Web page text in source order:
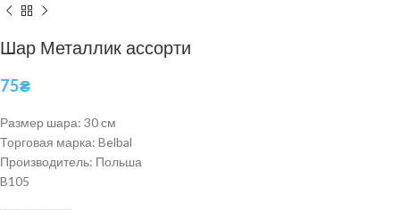
Шар Металлик ассорти
75₴
Размер шара: 30 см
Торговая марка: Belbal
Производитель: Польша
B105